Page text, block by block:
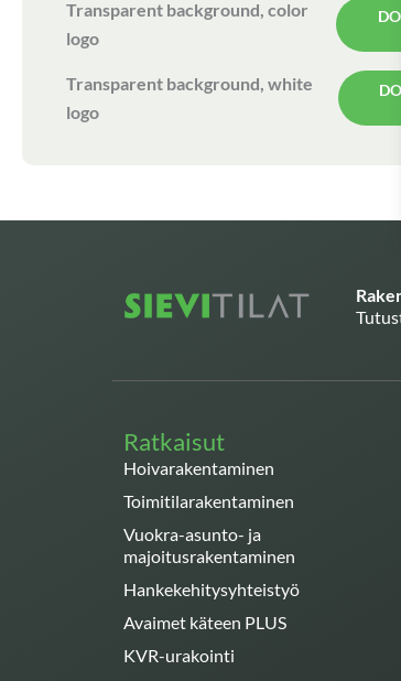
Transparent background, color
logo
Transparent background, white
logo
Ratkaisut
Hoivarakentaminen
Toimitilarakentaminen
Vuokra-asunto- ja
majoitusrakentaminen
Hankekehitysyhteistyö
Avaimet käteen PLUS
KVR-urakointi